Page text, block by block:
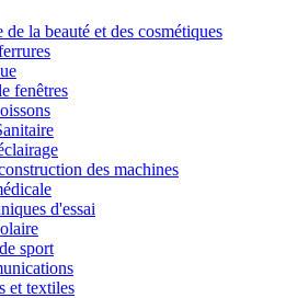
la beauté et des cosmétiques
fenêtres
des machines
d'essai
sport
et textiles